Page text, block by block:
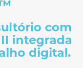
com
integrada